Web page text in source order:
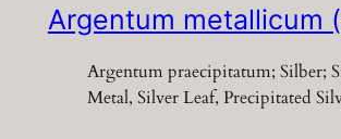
Argentum metallicum
Argentum praecipitatum; Silber;
Metal, Silver Leaf, Precipitated